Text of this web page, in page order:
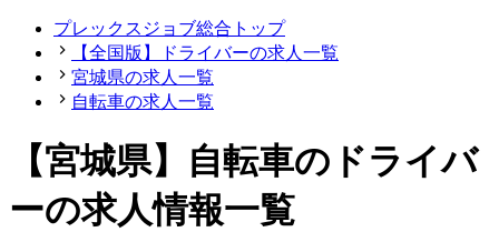
プレックスジョブ総合トップ
【全国版】ドライバーの求人一覧
宮城県の求人一覧
自転車の求人一覧
【宮城県】自転車のドライバ
ーの求人情報一覧